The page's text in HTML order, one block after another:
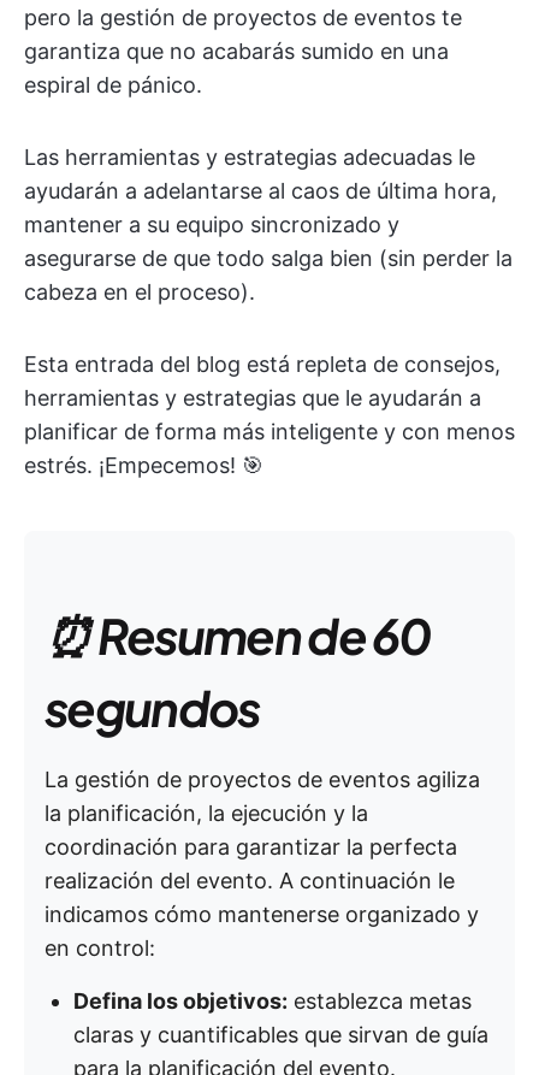
pero la gestión de proyectos de eventos te
garantiza que no acabarás sumido en una
espiral de pánico.
Las herramientas y estrategias adecuadas le
ayudarán a adelantarse al caos de última hora,
mantener a su equipo sincronizado y
asegurarse de que todo salga bien (sin perder la
cabeza en el proceso).
Esta entrada del blog está repleta de consejos,
herramientas y estrategias que le ayudarán a
planificar de forma más inteligente y con menos
estrés. ¡Empecemos! 🎯
⏰ Resumen de 60
segundos
La gestión de proyectos de eventos agiliza
la planificación, la ejecución y la
coordinación para garantizar la perfecta
realización del evento. A continuación le
indicamos cómo mantenerse organizado y
en control:
Defina los objetivos: establezca metas
claras y cuantificables que sirvan de guía
para la planificación del evento.